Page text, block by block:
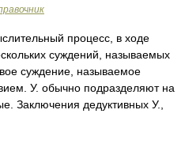
процесс, в ходе
суждений, называемых
суждение, называемое
У. обычно подразделяют на
Заключения дедуктивных У.,